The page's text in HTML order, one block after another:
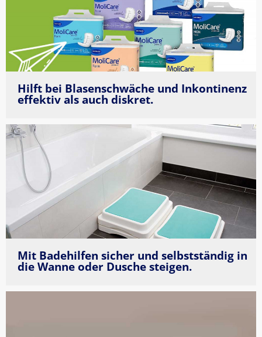
Hilft bei Blasenschwäche und Inkontinenz
effektiv als auch diskret.
Mit Badehilfen sicher und selbstständig in
die Wanne oder Dusche steigen.